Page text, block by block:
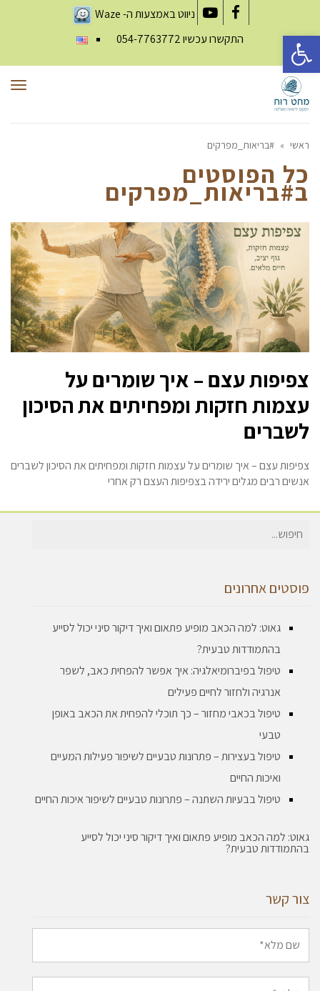
Facebook
YouTube
ניווט באמצעות ה-Waze
התקשרו עכשיו054-7763772
ראשי » #בריאות_מפרקים
כל הפוסטים
ב#בריאות_מפרקים
צפיפות עצם – איך שומרים על
עצמות חזקות ומפחיתים את הסיכון
לשברים
צפיפות עצם – איך שומרים על עצמות חזקות ומפחיתים את הסיכון לשברים
אנשים רבים מגלים ירידה בצפיפות העצם רק אחרי
חיפוש
פוסטים אחרונים
גאוט: למה הכאב מופיע פתאום ואיך דיקור סיני יכול לסייע
בהתמודדות טבעית?
טיפול בפיברומיאלגיה: איך אפשר להפחית כאב, לשפר
אנרגיה ולחזור לחיים פעילים
טיפול בכאבי מחזור – כך תוכלי להפחית את הכאב באופן
טבעי
טיפול בעצירות – פתרונות טבעיים לשיפור פעילות המעיים
ואיכות החיים
טיפול בבעיות השתנה – פתרונות טבעיים לשיפור איכות החיים
גאוט: למה הכאב מופיע פתאום ואיך דיקור סיני יכול לסייע
בהתמודדות טבעית?
צור קשר
פתח סרגל נגישות